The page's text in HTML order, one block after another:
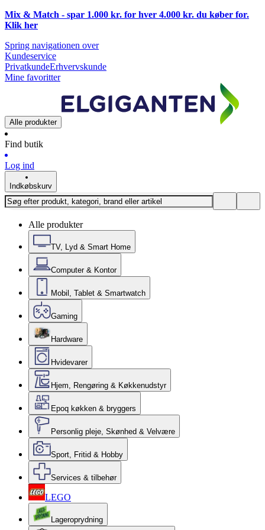
Mix & Match - spar 1.000 kr. for hver 4.000 kr. du køber for.
Klik her
Spring navigationen over
Kundeservice
PrivatkundeErhvervskunde
Mine favoritter
Alle produkter
Find butik
Log ind
Indkøbskurv
Alle produkter
TV, Lyd & Smart Home
Computer & Kontor
Mobil, Tablet & Smartwatch
Gaming
Hardware
Hvidevarer
Hjem, Rengøring & Køkkenudstyr
Epoq køkken & bryggers
Personlig pleje, Skønhed & Velvære
Sport, Fritid & Hobby
Services & tilbehør
LEGO
Lageroprydning